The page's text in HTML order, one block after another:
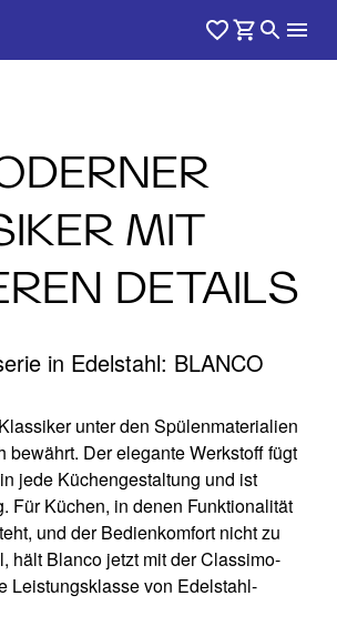
MIT
DETAILS
in Edelstahl: BLANCO
unter den Spülenmaterialien
bewährt. Der elegante Werkstoff fügt
jede Küchengestaltung und ist
Für Küchen, in denen Funktionalität
und der Bedienkomfort nicht zu
hält Blanco jetzt mit der Classimo-
Leistungsklasse von Edelstahl-